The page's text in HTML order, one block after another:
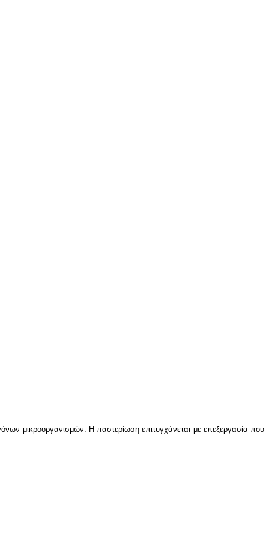
μικροοργανισμών. Η παστερίωση επιτυγχάνεται με επεξεργασία που